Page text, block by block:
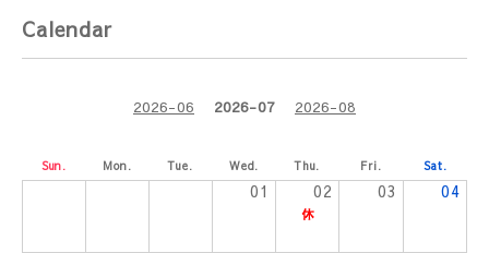
Calendar
2026-06 2026-07 2026-08
Sun. Mon. Tue. Wed. Thu. Fri. Sat.
01 02 03 04